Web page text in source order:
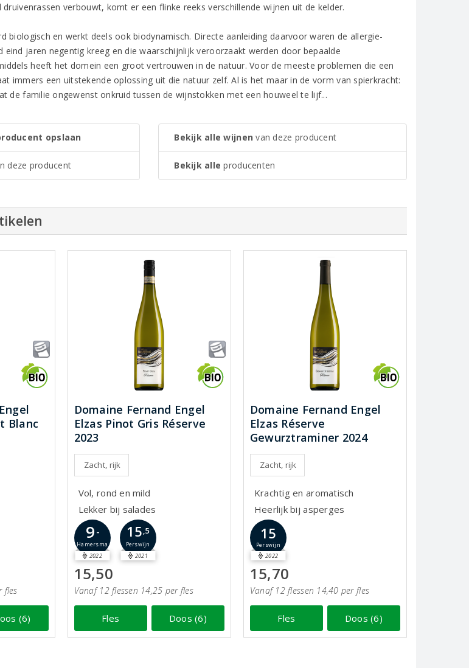
druivenrassen verbouwt, komt er een flinke reeks verschillende wijnen uit de kelder.
biologisch en werkt deels ook biodynamisch. Directe aanleiding daarvoor waren de allergie-
eind jaren negentig kreeg en die waarschijnlijk veroorzaakt werden door bepaalde
heeft het domein een groot vertrouwen in de natuur. Voor de meeste problemen die een
immers een uitstekende oplossing uit die natuur zelf. Al is het maar in de vorm van spierkracht:
de familie ongewenst onkruid tussen de wijnstokken met een houweel te lijf...
opslaan
deze producent
Bekijk alle wijnen van deze producent
Bekijk alle producenten
Blanc
fles
(6)
Domaine Fernand Engel
Elzas Pinot Gris Réserve
2023
Zacht, rijk
Vol, rond en mild
Lekker bij salades
9 -
Hamersma
2022
15,5
Perswijn
2021
15,50
Vanaf 12 flessen 14,25 per fles
Fles Doos (6)
Domaine Fernand Engel
Elzas Réserve
Gewurztraminer 2024
Zacht, rijk
Krachtig en aromatisch
Heerlijk bij asperges
15
Perswijn
2022
15,70
Vanaf 12 flessen 14,40 per fles
Fles Doos (6)